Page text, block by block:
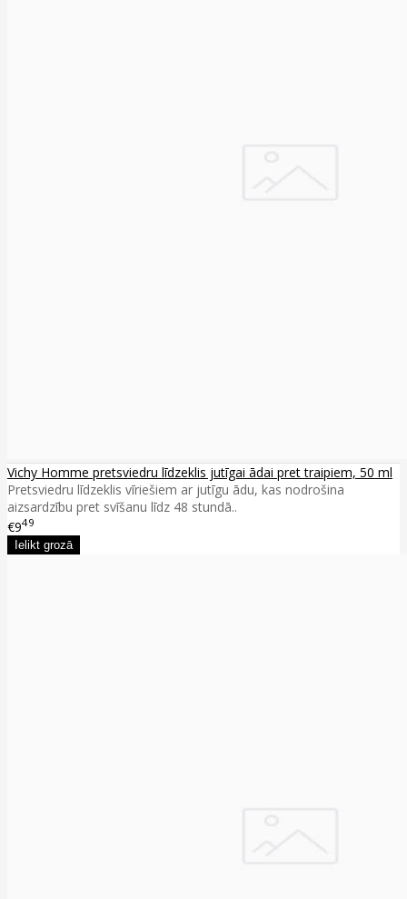
Vichy Homme pretsviedru līdzeklis jutīgai ādai pret traipiem, 50 ml
Pretsviedru līdzeklis vīriešiem ar jutīgu ādu, kas nodrošina
aizsardzību pret svīšanu līdz 48 stundā..
€949